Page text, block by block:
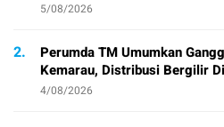
5/08/2026
2.
Perumda TM Umumkan
Kemarau, Distribusi Bergilir
4/08/2026